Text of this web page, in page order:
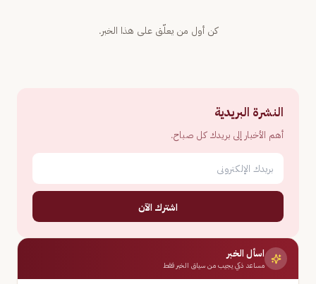
كن أول من يعلّق على هذا الخبر.
النشرة البريدية
أهم الأخبار إلى بريدك كل صباح.
اشترك الآن
اسأل الخبر
مساعد ذكي يجيب من سياق الخبر فقط